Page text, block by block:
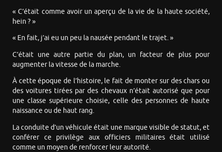
« C’était comme avoir un aperçu de la vie de la haute société,
hein ? »
« En fait, j’ai eu un peu la nausée pendant le trajet. »
C’était une autre partie du plan, un facteur de plus pour
augmenter la vitesse de la marche.
À cette époque de l’histoire, le fait de monter sur des chars ou
des voitures tirées par des chevaux n’était autorisé que pour
une classe supérieure choisie, celle des personnes de haute
naissance ou de haut rang.
La conduite d’un véhicule était une marque visible de statut, et
conférer ce privilège aux officiers militaires était utilisé
comme un moyen de renforcer leur autorité.